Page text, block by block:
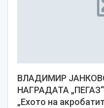
ВЛАДИМИР
НАГРАДАТА
„Ехото на